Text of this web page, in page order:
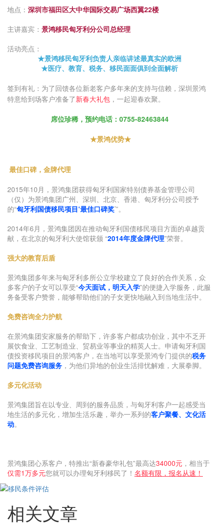
地点： 深圳市福田区大中华国际交易广场西翼22楼
主讲嘉宾： 景鸿移民匈牙利分公司总经理
活动亮点：
★景鸿移民匈牙利负责人亲临讲述最真实的欧洲
★医疗、教育、税务、移民面面俱到全面解析
签到有礼： 为了回馈各位新老客户多年来的支持与信赖，深圳景鸿
特意给到场客户准备了新春大礼包 ，一起迎春欢聚。
席位珍稀，预约电话：0755-82463844
★景鸿优势★
最佳口碑，金牌代理
2015年10月，景鸿集团获得匈牙利国家特别债券基金管理公司
（仅）为景鸿集团广州、深圳、北京、香港、匈牙利分公司授予
的“匈牙利国债移民项目‘最佳口碑奖’”。
2014年6月，景鸿集团因在推动匈牙利国债移民项目方面的卓越贡
献，在北京的匈牙利大使馆获颁 “2014年度金牌代理”荣誉。
强大的教育后盾
景鸿集团多年来与匈牙利多所公立学校建立了良好的合作关系，众
多客户的子女可以享受“今天面试，明天入学”的便捷入学服务，此服
务备受客户赞誉，能够帮助他们的子女更快地融入到当地生活中。
免费咨询全力护航
在景鸿集团安家服务的帮助下，许多客户都成功创业，其中不乏开
展饮食业、工艺制造业、贸易业等事业的精英人士。申请匈牙利国
债投资移民项目的景鸿客户，在当地可以享受景鸿专门提供的税务
问题免费咨询服务 ，为他们异地的创业生活排忧解难，大展拳脚。
多元化活动
景鸿集团旨在以专业、周到的服务品质，与匈牙利客户一起感受当
地生活的多元化，增加生活乐趣，举办一系列的客户聚餐、文化活
动。
景鸿集团心系客户，特推出“新春豪华礼包”最高达34000元 ，相当于
仅需1万多元您就可以办理匈牙利移民了！ 名额有限，报名从速！
相关文章